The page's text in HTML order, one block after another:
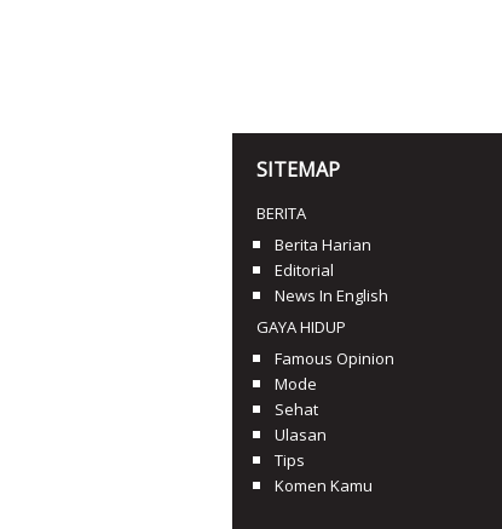
SITEMAP
BERITA
Berita Harian
Editorial
News In English
GAYA HIDUP
Famous Opinion
Mode
Sehat
Ulasan
Tips
Komen Kamu